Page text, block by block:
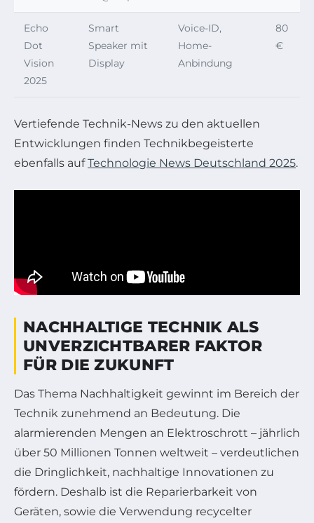
Echo
Dot
Vision
2025
Smart
Speaker mit
Display
Voice-ID,
Home-
Anbindung
80
€
Vertiefende Technik-News zu den aktuellen
Entwicklungen finden Technikbegeisterte
ebenfalls aufTechnologie News Deutschland 2025.
NACHHALTIGE TECHNIK ALS
UNVERZICHTBARER FAKTOR
FÜR DIE ZUKUNFT
Das Thema Nachhaltigkeit gewinnt im Bereich der
Technik zunehmend an Bedeutung. Die
alarmierenden Mengen an Elektroschrott – jährlich
über 50 Millionen Tonnen weltweit – verdeutlichen
die Dringlichkeit, nachhaltige Innovationen zu
fördern. Deshalb ist die Reparierbarkeit von
Geräten, sowie die Verwendung recycelter